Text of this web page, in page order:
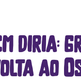
diria:
ao